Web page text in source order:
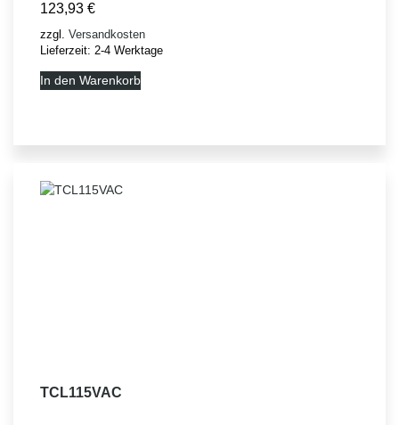
123,93 €
zzgl. Versandkosten
Lieferzeit: 2-4 Werktage
In den Warenkorb
TCL115VAC